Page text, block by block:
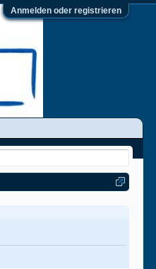
Anmelden oder registrieren